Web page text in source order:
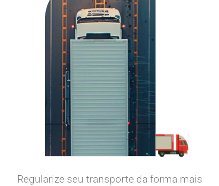
Regularize seu transporte da forma mais